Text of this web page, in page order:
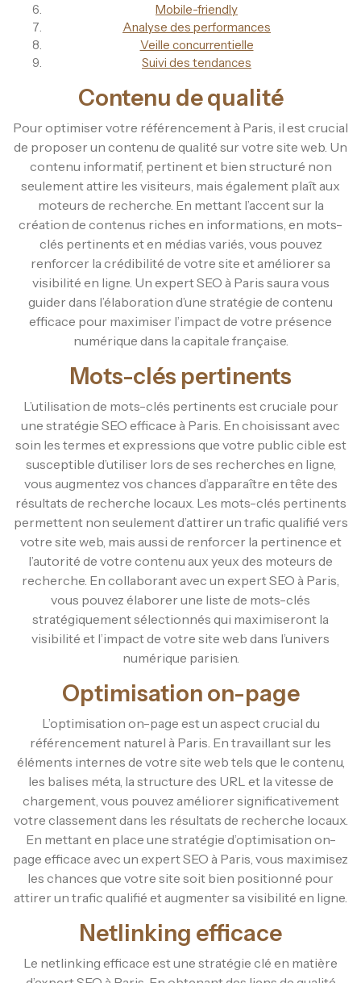
Mobile-friendly
Analyse des performances
Veille concurrentielle
Suivi des tendances
Contenu de qualité
Pour optimiser votre référencement à Paris, il est crucial
de proposer un contenu de qualité sur votre site web. Un
contenu informatif, pertinent et bien structuré non
seulement attire les visiteurs, mais également plaît aux
moteurs de recherche. En mettant l’accent sur la
création de contenus riches en informations, en mots-
clés pertinents et en médias variés, vous pouvez
renforcer la crédibilité de votre site et améliorer sa
visibilité en ligne. Un expert SEO à Paris saura vous
guider dans l’élaboration d’une stratégie de contenu
efficace pour maximiser l’impact de votre présence
numérique dans la capitale française.
Mots-clés pertinents
L’utilisation de mots-clés pertinents est cruciale pour
une stratégie SEO efficace à Paris. En choisissant avec
soin les termes et expressions que votre public cible est
susceptible d’utiliser lors de ses recherches en ligne,
vous augmentez vos chances d’apparaître en tête des
résultats de recherche locaux. Les mots-clés pertinents
permettent non seulement d’attirer un trafic qualifié vers
votre site web, mais aussi de renforcer la pertinence et
l’autorité de votre contenu aux yeux des moteurs de
recherche. En collaborant avec un expert SEO à Paris,
vous pouvez élaborer une liste de mots-clés
stratégiquement sélectionnés qui maximiseront la
visibilité et l’impact de votre site web dans l’univers
numérique parisien.
Optimisation on-page
L’optimisation on-page est un aspect crucial du
référencement naturel à Paris. En travaillant sur les
éléments internes de votre site web tels que le contenu,
les balises méta, la structure des URL et la vitesse de
chargement, vous pouvez améliorer significativement
votre classement dans les résultats de recherche locaux.
En mettant en place une stratégie d’optimisation on-
page efficace avec un expert SEO à Paris, vous maximisez
les chances que votre site soit bien positionné pour
attirer un trafic qualifié et augmenter sa visibilité en ligne.
Netlinking efficace
Le netlinking efficace est une stratégie clé en matière